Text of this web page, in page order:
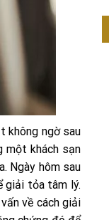
không ngờ sau
một khách sạn
Ngày hôm sau
giải tỏa tâm lý.
về cách giải